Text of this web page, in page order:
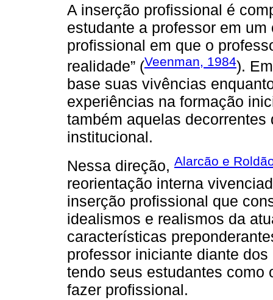
A inserção profissional é
estudante a professor em
profissional em que o
realidade” (Veenman, 1984).
base suas vivências
experiências na formação
também aquelas
institucional.
Nessa direção, Alarcão e
reorientação interna
inserção profissional que
idealismos e realismos da
características
professor iniciante diante
tendo seus estudantes como
fazer profissional.